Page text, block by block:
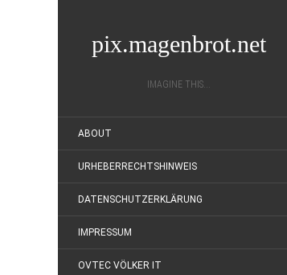
pix.magenbrot.net
IMAGINE THIS...
ABOUT
URHEBERRECHTSHINWEIS
DATENSCHUTZERKLÄRUNG
IMPRESSUM
OVTEC VÖLKER IT